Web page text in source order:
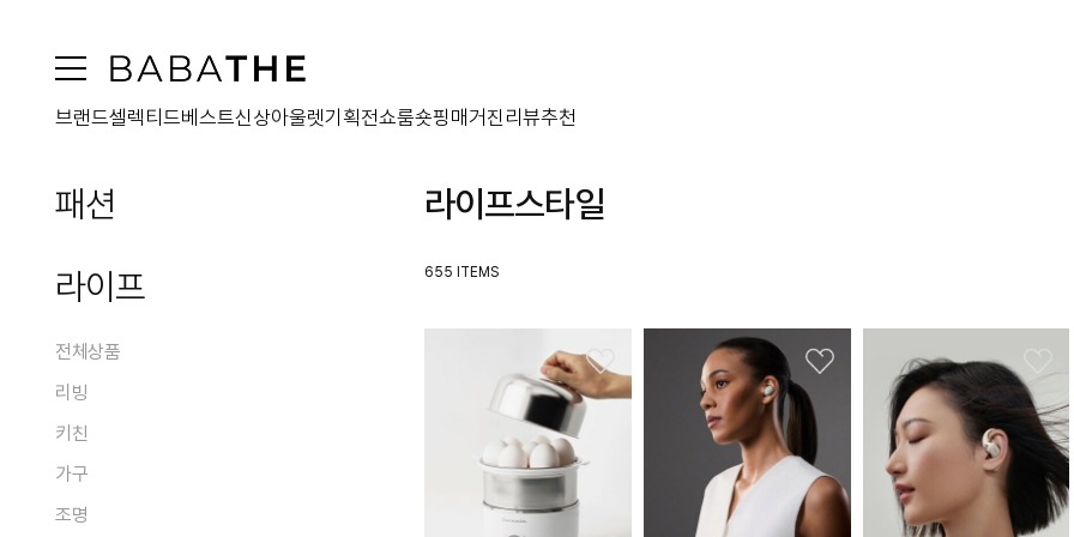
브랜드셀렉티드베스트신상아울렛기획전쇼룸숏핑 매거진 리뷰추천
패션
전체상품
아우터
전체
코트
패딩
자켓
점퍼
원피스
전체
맥시원피스
미디원피스
투피스원피스
상의
전체
블라우스/셔츠
티셔츠
하의
전체
스커트
가방
전체
슈즈
라이프
전체상품
리빙
전체
홈데코
오브제
키친
전체
플레이트
가구
전체
조명
라이프스타일
655 ITEMS